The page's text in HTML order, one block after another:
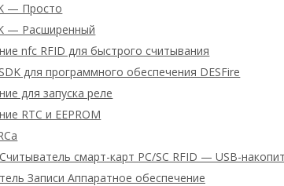
— Просто
— Расширенный
nfc RFID для быстрого считывания
для программного обеспечения DESFire
для запуска реле
RTC и EEPROM
смарт-карт PC/SC RFID — USB-
Записи Аппаратное обеспечение